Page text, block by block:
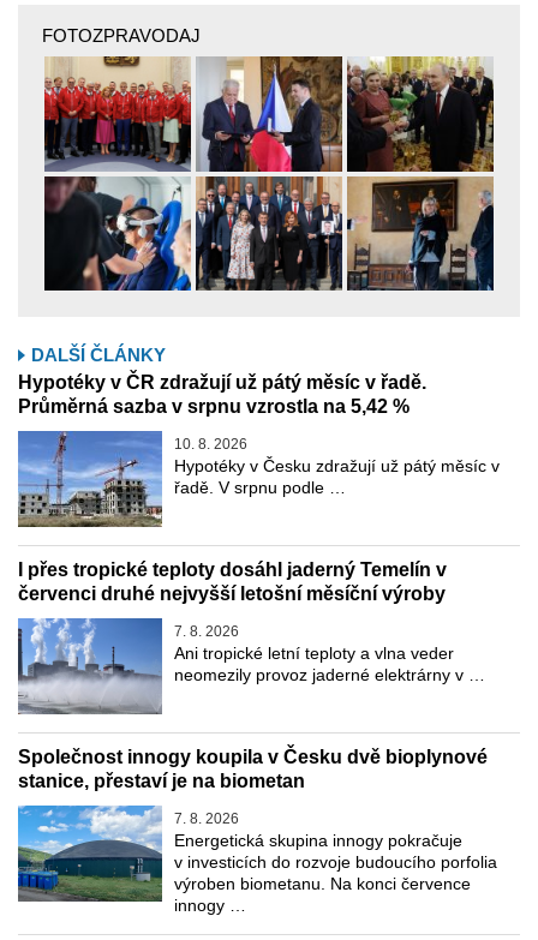
FOTOZPRAVODAJ
DALŠÍ ČLÁNKY
Hypotéky v ČR zdražují už pátý měsíc v řadě.
Průměrná sazba v srpnu vzrostla na 5,42 %
10. 8. 2026
Hypotéky v Česku zdražují už pátý měsíc v
řadě. V srpnu podle …
I přes tropické teploty dosáhl jaderný Temelín v
červenci druhé nejvyšší letošní měsíční výroby
7. 8. 2026
Ani tropické letní teploty a vlna veder
neomezily provoz jaderné elektrárny v …
Společnost innogy koupila v Česku dvě bioplynové
stanice, přestaví je na biometan
7. 8. 2026
Energetická skupina innogy pokračuje
v investicích do rozvoje budoucího porfolia
výroben biometanu. Na konci července
innogy …